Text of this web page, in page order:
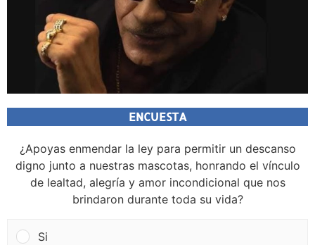
ENCUESTA
¿Apoyas enmendar la ley para permitir un descanso
digno junto a nuestras mascotas, honrando el vínculo
de lealtad, alegría y amor incondicional que nos
brindaron durante toda su vida?
Si